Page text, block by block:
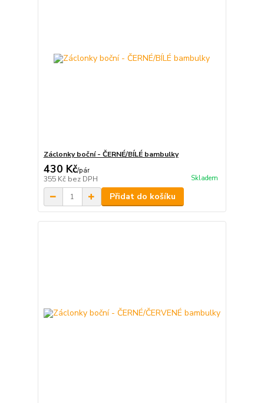
Záclonky boční - ČERNÉ/BÍLÉ bambulky
430 Kč/pár
355 Kč bez DPH Skladem
Přidat do košíku